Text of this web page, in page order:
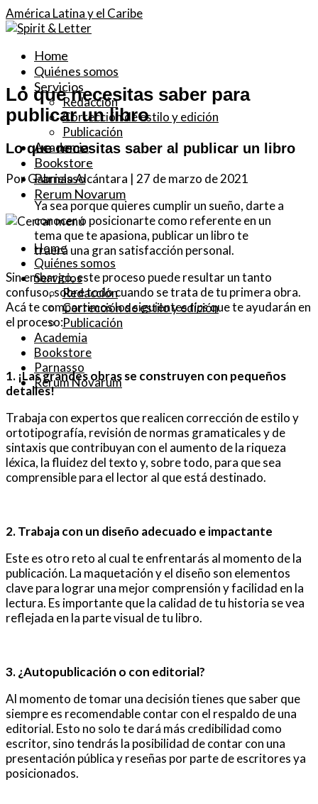
América Latina y el Caribe
Home
Quiénes somos
Servicios
Redacción
Corrección de estilo y edición
Publicación
Academia
Bookstore
Parnasso
Rerum Novarum
Home
Quiénes somos
Servicios
Redacción
Corrección de estilo y edición
Publicación
Academia
Bookstore
Parnasso
Rerum Novarum
Lo que necesitas saber para
publicar un libro
Lo que necesitas saber al publicar un libro
Por Gabriela Alcántara | 27 de marzo de 2021
Ya sea porque quieres cumplir un sueño, darte a
conocer o posicionarte como referente en un
tema que te apasiona, publicar un libro te
traerá una gran satisfacción personal.
Sin embargo, este proceso puede resultar un tanto
confuso, sobre todo cuando se trata de tu primera obra.
Acá te compartimos los siguientestipsque te ayudarán en
el proceso:
1. ¡Las grandes obras se construyen con pequeños
detalles!
Trabaja con expertos que realicen corrección de estilo y
ortotipografía, revisión de normas gramaticales y de
sintaxis que contribuyan con el aumento de la riqueza
léxica, la fluidez del texto y, sobre todo, para que sea
comprensible para el lector al que está destinado.
2. Trabaja con un diseño adecuado e impactante
Este es otro reto al cual te enfrentarás al momento de la
publicación. La maquetación y el diseño son elementos
clave para lograr una mejor comprensión y facilidad en la
lectura. Es importante que la calidad de tu historia se vea
reflejada en la parte visual de tu libro.
3. ¿Autopublicación o con editorial?
Al momento de tomar una decisión tienes que saber que
siempre es recomendable contar con el respaldo de una
editorial. Esto no solo te dará más credibilidad como
escritor, sino tendrás la posibilidad de contar con una
presentación pública y reseñas por parte de escritores ya
posicionados.